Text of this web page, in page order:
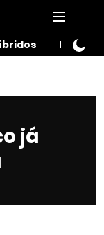
Motos
já